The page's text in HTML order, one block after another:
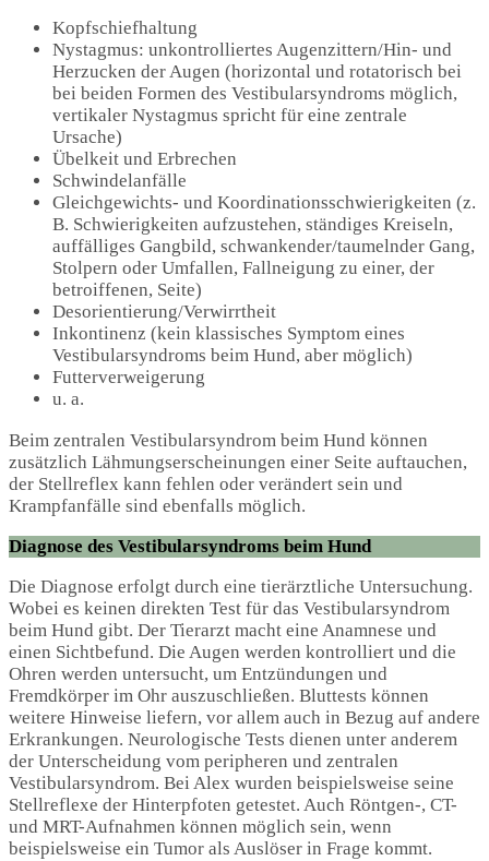
Kopfschiefhaltung
Nystagmus: unkontrolliertes Augenzittern/Hin- und
Herzucken der Augen (horizontal und rotatorisch bei
bei beiden Formen des Vestibularsyndroms möglich,
vertikaler Nystagmus spricht für eine zentrale
Ursache)
Übelkeit und Erbrechen
Schwindelanfälle
Gleichgewichts- und Koordinationsschwierigkeiten (z.
B. Schwierigkeiten aufzustehen, ständiges Kreiseln,
auffälliges Gangbild, schwankender/taumelnder Gang,
Stolpern oder Umfallen, Fallneigung zu einer, der
betroiffenen, Seite)
Desorientierung/Verwirrtheit
Inkontinenz (kein klassisches Symptom eines
Vestibularsyndroms beim Hund, aber möglich)
Futterverweigerung
u. a.
Beim zentralen Vestibularsyndrom beim Hund können
zusätzlich Lähmungserscheinungen einer Seite auftauchen,
der Stellreflex kann fehlen oder verändert sein und
Krampfanfälle sind ebenfalls möglich.
Diagnose des Vestibularsyndroms beim Hund
Die Diagnose erfolgt durch eine tierärztliche Untersuchung.
Wobei es keinen direkten Test für das Vestibularsyndrom
beim Hund gibt. Der Tierarzt macht eine Anamnese und
einen Sichtbefund. Die Augen werden kontrolliert und die
Ohren werden untersucht, um Entzündungen und
Fremdkörper im Ohr auszuschließen. Bluttests können
weitere Hinweise liefern, vor allem auch in Bezug auf andere
Erkrankungen. Neurologische Tests dienen unter anderem
der Unterscheidung vom peripheren und zentralen
Vestibularsyndrom. Bei Alex wurden beispielsweise seine
Stellreflexe der Hinterpfoten getestet. Auch Röntgen-, CT-
und MRT-Aufnahmen können möglich sein, wenn
beispielsweise ein Tumor als Auslöser in Frage kommt.